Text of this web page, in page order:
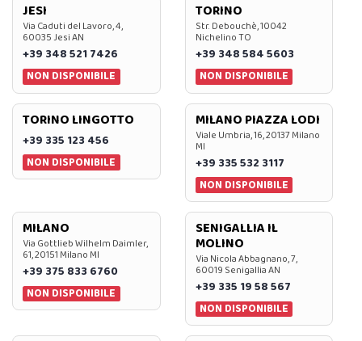
JESI
Via Caduti del Lavoro, 4,
60035 Jesi AN
+39 348 521 7426
NON DISPONIBILE
TORINO
Str. Debouchè, 10042
Nichelino TO
+39 348 584 5603
NON DISPONIBILE
TORINO LINGOTTO
+39 335 123 456
NON DISPONIBILE
MILANO PIAZZA LODI
Viale Umbria, 16, 20137 Milano
MI
+39 335 532 3117
NON DISPONIBILE
MILANO
Via Gottlieb Wilhelm Daimler,
61, 20151 Milano MI
+39 375 833 6760
NON DISPONIBILE
SENIGALLIA IL
MOLINO
Via Nicola Abbagnano, 7,
60019 Senigallia AN
+39 335 19 58 567
NON DISPONIBILE